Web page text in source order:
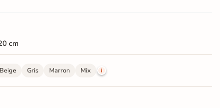
cm
Gris Marron Mix